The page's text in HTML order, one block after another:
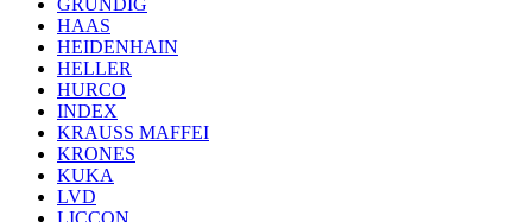
GRUNDIG
HAAS
HEIDENHAIN
HELLER
HURCO
INDEX
KRAUSS MAFFEI
KRONES
KUKA
LVD